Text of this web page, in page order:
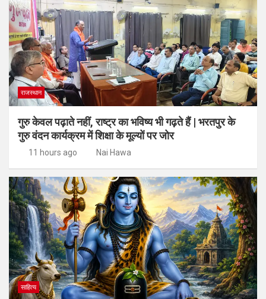
राजस्थान
गुरु केवल पढ़ाते नहीं, राष्ट्र का भविष्य भी गढ़ते हैं | भरतपुर के
गुरु वंदन कार्यक्रम में शिक्षा के मूल्यों पर जोर
11 hours ago Nai Hawa
साहित्य